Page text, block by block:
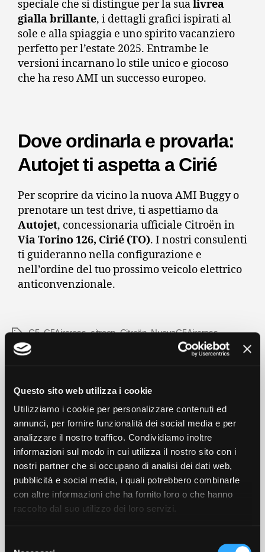
Questo sito web utilizza i cookie
Utilizziamo i cookie per personalizzare contenuti ed
annunci, per fornire funzionalità dei social media e per
analizzare il nostro traffico. Condividiamo inoltre
informazioni sul modo in cui utilizza il nostro sito con i
nostri partner che si occupano di analisi dei dati web,
pubblicità e social media, i quali potrebbero combinarle
con altre informazioni che ha fornito loro o che hanno
raccolto dal suo utilizzo dei loro servizi.
speciale che si distingue per la sualivrea
gialla brillante, i dettagli grafici ispirati al
sole e alla spiaggia e uno spirito vacanziero
perfetto per l’estate 2025. Entrambe le
versioni incarnano lo stile unico e giocoso
che ha reso AMI un successo europeo.
Dove ordinarla e provarla:
Autojet ti aspetta a Cirié
Per scoprire da vicino la nuova AMI Buggy o
prenotare un test drive, ti aspettiamo da
Autojet, concessionaria ufficiale Citroën in
Via Torino 126, Cirié (TO). I nostri consulenti
ti guideranno nella configurazione e
nell’ordine del tuo prossimo veicolo elettrico
anticonvenzionale.
C5,C5Aircross,citroen,Citroën,NuovaC5Aircross
NOTIZIE
Nuovo Citroën C5
Aircross 2025
DiAndreaAutojet Aprile 30, 2025